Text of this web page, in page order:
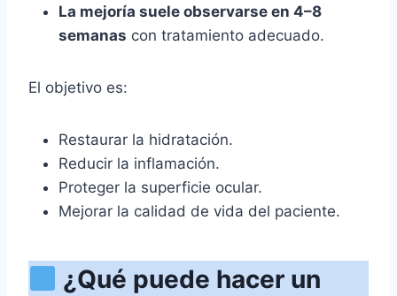
La mejoría suele observarse en 4–8
semanas con tratamiento adecuado.
El objetivo es:
Restaurar la hidratación.
Reducir la inflamación.
Proteger la superficie ocular.
Mejorar la calidad de vida del paciente.
¿Qué puede hacer un